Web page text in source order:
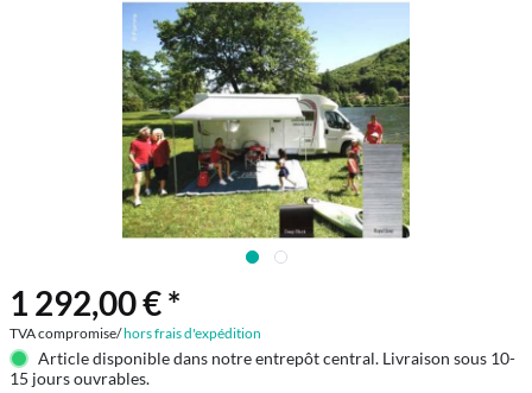
1 292,00 € *
TVA compromise/hors frais d'expédition
Article disponible dans notre entrepôt central. Livraison sous 10-
15 jours ouvrables.